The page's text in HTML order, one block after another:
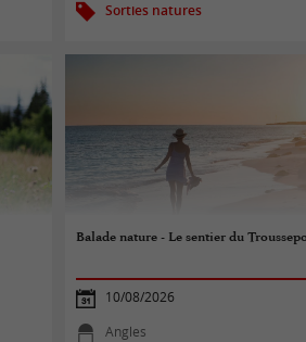
Sorties natures
Balade nature - Le sentier du
10/08/2026
Angles